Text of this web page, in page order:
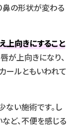
鼻の形状が変わる
上向きにすること
が上向きになり、
ールともいわれて
ない施術です。し
ど、不便を感じる